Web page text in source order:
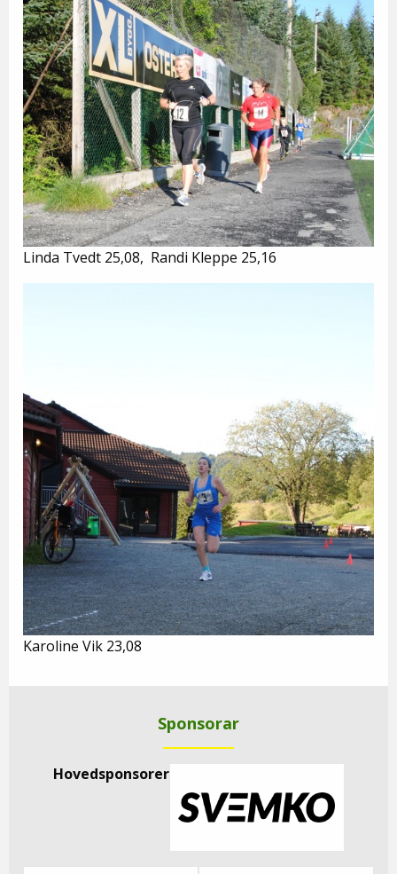
Linda Tvedt 25,08, Randi Kleppe 25,16
Karoline Vik 23,08
Sponsorar
Hovedsponsorer